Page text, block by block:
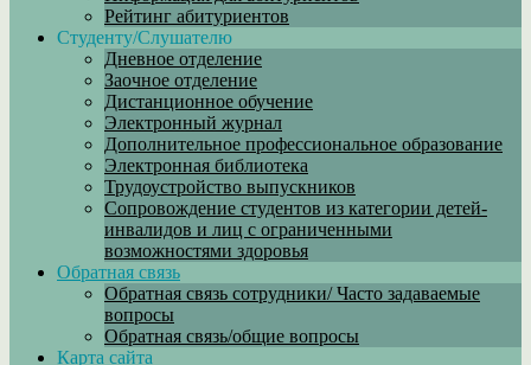
Рейтинг абитуриентов
Студенту/Слушателю
Дневное отделение
Заочное отделение
Дистанционное обучение
Электронный журнал
Дополнительное профессиональное образование
Электронная библиотека
Трудоустройство выпускников
Сопровождение студентов из категории детей-
инвалидов и лиц с ограниченными
возможностями здоровья
Обратная связь
Обратная связь сотрудники/ Часто задаваемые
вопросы
Обратная связь/общие вопросы
Карта сайта